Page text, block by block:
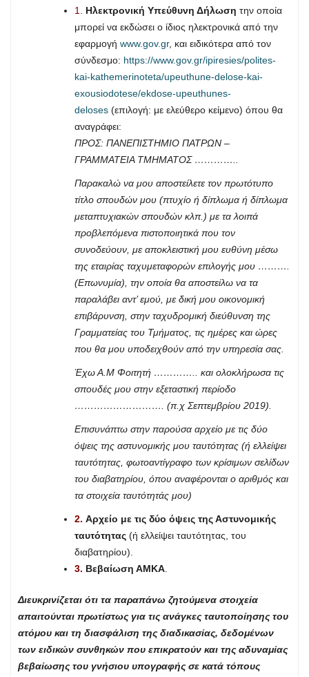
1. Ηλεκτρονική Υπεύθυνη Δήλωση την οποία
μπορεί να εκδώσει ο ίδιος ηλεκτρονικά από την
εφαρμογή www.gov.gr, και ειδικότερα από τον
σύνδεσμο: https://www.gov.gr/ipiresies/polites-
kai-kathemerinoteta/upeuthune-delose-kai-
exousiodotese/ekdose-upeuthunes-
deloses (επιλογή: με ελεύθερο κείμενο) όπου θα
αναγράφει:
ΠΡΟΣ: ΠΑΝΕΠΙΣΤΗΜΙΟ ΠΑΤΡΩΝ –
ΓΡΑΜΜΑΤΕΙΑ ΤΜΗΜΑΤΟΣ …………..
Παρακαλώ να μου αποστείλετε τον πρωτότυπο
τίτλο σπουδών μου (πτυχίο ή δίπλωμα ή δίπλωμα
μεταπτυχιακών σπουδών κλπ.) με τα λοιπά
προβλεπόμενα πιστοποιητικά που τον
συνοδεύουν, με αποκλειστική μου ευθύνη μέσω
της εταιρίας ταχυμεταφορών επιλογής μου ……….
(Επωνυμία), την οποία θα αποστείλω να τα
παραλάβει αντ’ εμού, με δική μου οικονομική
επιβάρυνση, στην ταχυδρομική διεύθυνση της
Γραμματείας του Τμήματος, τις ημέρες και ώρες
που θα μου υποδειχθούν από την υπηρεσία σας.
Έχω Α.Μ Φοιτητή ………….. και ολοκλήρωσα τις
σπουδές μου στην εξεταστική περίοδο
………………………. (π.χ Σεπτεμβρίου 2019).
Επισυνάπτω στην παρούσα αρχείο με τις δύο
όψεις της αστυνομικής μου ταυτότητας (ή ελλείψει
ταυτότητας, φωτοαντίγραφο των κρίσιμων σελίδων
του διαβατηρίου, όπου αναφέρονται ο αριθμός και
τα στοιχεία ταυτότητάς μου)
2. Αρχείο με τις δύο όψεις της Αστυνομικής
ταυτότητας (ή ελλείψει ταυτότητας, του
διαβατηρίου).
3. Βεβαίωση ΑΜΚΑ
Διευκρινίζεται ότι τα παραπάνω ζητούμενα στοιχεία
απαιτούνται πρωτίστως για τις ανάγκες ταυτοποίησης του
ατόμου και τη διασφάλιση της διαδικασίας, δεδομένων
των ειδικών συνθηκών που επικρατούν και της αδυναμίας
βεβαίωσης του γνήσιου υπογραφής σε κατά τόπους